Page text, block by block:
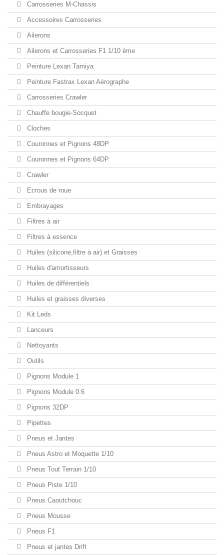
Carrosseries M-Chassis
Accessoires Carrosseries
Ailerons
Ailerons et Carrosseries F1 1/10 ème
Peinture Lexan Tamiya
Peinture Fastrax Lexan Aérographe
Carrosseries Crawler
Chauffe bougie-Socquet
Cloches
Couronnes et Pignons 48DP
Couronnes et Pignons 64DP
Crawler
Ecrous de roue
Embrayages
Filtres à air
Filtres à essence
Huiles (silicone,filtre à air) et Graisses
Huiles d'amortisseurs
Huiles de différentiels
Huiles et graisses diverses
Kit Leds
Lanceurs
Nettoyants
Outils
Pignons Module 1
Pignons Module 0.6
Pignons 32DP
Pipettes
Pneus et Jantes
Pneus Astro et Moquette 1/10
Pneus Tout Terrain 1/10
Pneus Piste 1/10
Pneus Caoutchouc
Pneus Mousse
Pneus F1
Pneus et jantes Drift